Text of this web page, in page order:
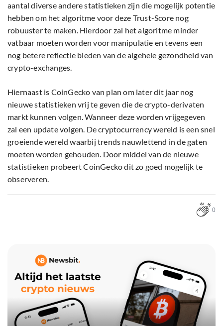
aantal diverse andere statistieken zijn die mogelijk potentie
hebben om het algoritme voor deze Trust-Score nog
robuuster te maken. Hierdoor zal het algoritme minder
vatbaar moeten worden voor manipulatie en tevens een
nog betere reflectie bieden van de algehele gezondheid van
crypto-exchanges.
Hiernaast is CoinGecko van plan om later dit jaar nog
nieuwe statistieken vrij te geven die de crypto-derivaten
markt kunnen volgen. Wanneer deze worden vrijgegeven
zal een update volgen. De cryptocurrency wereld is een snel
groeiende wereld waarbij trends nauwlettend in de gaten
moeten worden gehouden. Door middel van de nieuwe
statistieken probeert CoinGecko dit zo goed mogelijk te
observeren.
0